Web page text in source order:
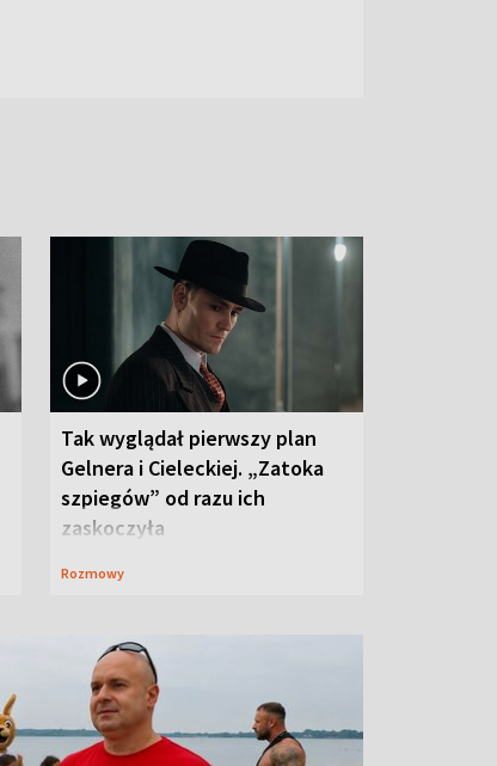
Tak wyglądał pierwszy plan
Gelnera i Cieleckiej. „Zatoka
szpiegów” od razu ich
zaskoczyła
Rozmowy